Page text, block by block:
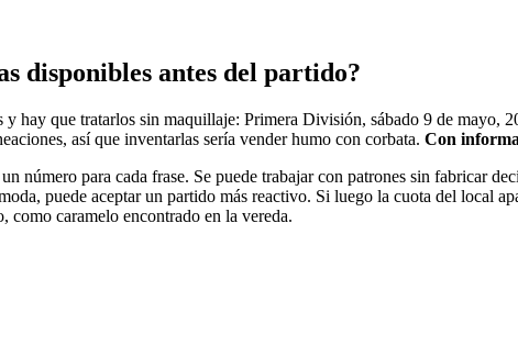
disponibles antes del partido?
y hay que tratarlos sin maquillaje: Primera División, sábado 9 de
así que inventarlas sería vender humo con corbata. Con
número para cada frase. Se puede trabajar con patrones sin fabricar
puede aceptar un partido más reactivo. Si luego la cuota del local
como caramelo encontrado en la vereda.